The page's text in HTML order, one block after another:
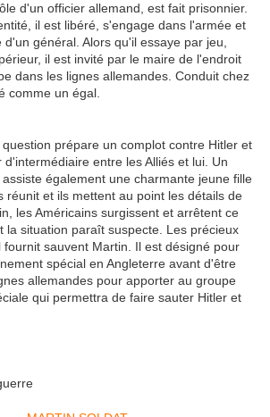
d'un officier allemand, est fait prisonnier.
il est libéré, s'engage dans l'armée et
général. Alors qu'il essaye par jeu,
il est invité par le maire de l'endroit
dans les lignes allemandes. Conduit chez
comme un égal.
prépare un complot contre Hitler et
entre les Alliés et lui. Un
également une charmante jeune fille
réunit et ils mettent au point les détails de
les Américains surgissent et arrêtent ce
la situation paraît suspecte. Les précieux
fournit sauvent Martin. Il est désigné pour
spécial en Angleterre avant d'être
allemandes pour apporter au groupe
qui permettra de faire sauter Hitler et